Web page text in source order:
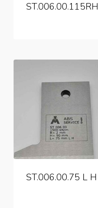
ST.006.00.115RH
ST.006.00.75 L H